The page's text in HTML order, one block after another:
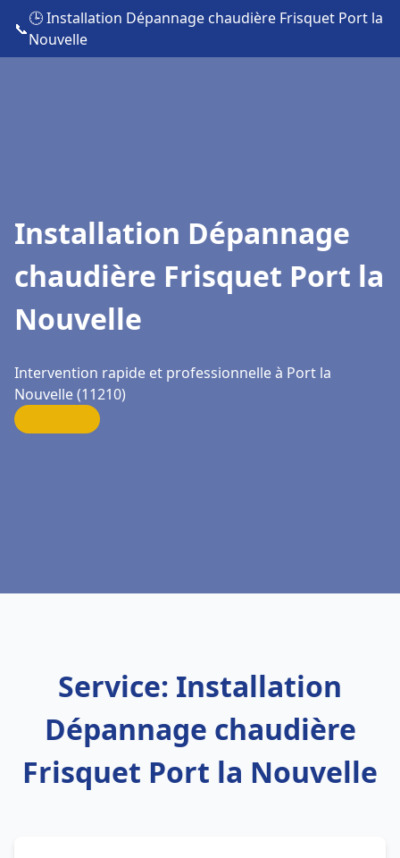
📞
🕒 Installation Dépannage chaudière Frisquet Port la
Nouvelle
Installation Dépannage
chaudière Frisquet Port la
Nouvelle
Intervention rapide et professionnelle à Port la
Nouvelle (11210)
Service: Installation
Dépannage chaudière
Frisquet Port la Nouvelle